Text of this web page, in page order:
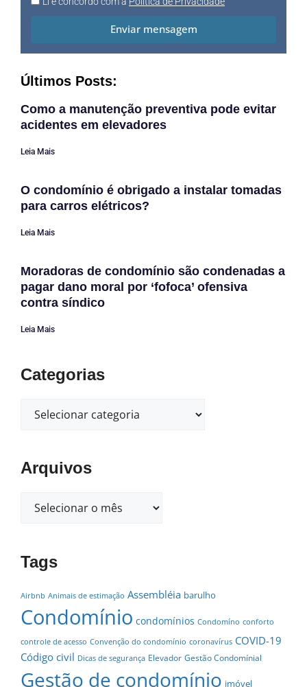
Enviar mensagem
Últimos Posts:
Como a manutenção preventiva pode evitar
acidentes em elevadores
Leia Mais
O condomínio é obrigado a instalar tomadas
para carros elétricos?
Leia Mais
Moradoras de condomínio são condenadas a
pagar dano moral por ‘fofoca’ ofensiva
contra síndico
Leia Mais
Categorias
Arquivos
Tags
Airbnb Animais de estimação Assembléia barulho
Condomínio condomínios Condomíno conforto
controle de acesso Convenção do condomínio coronavírus COVID-19
Código civil Dicas de segurança Elevador Gestão Condomínial
Gestão de condomínio imóvel